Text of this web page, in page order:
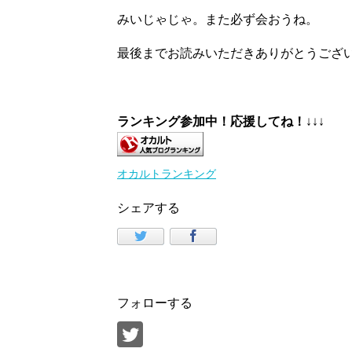
みいじゃじゃ。また必ず会おうね。
最後までお読みいただきありがとうござ
ランキング参加中！応援してね！ ↓↓↓
オカルトランキング
シェアする
フォローする